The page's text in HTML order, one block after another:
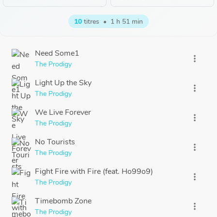
10 titres • 1 h 51 min
Need Some1
The Prodigy
more_vert
Light Up the Sky
The Prodigy
more_vert
We Live Forever
The Prodigy
more_vert
No Tourists
The Prodigy
more_vert
Fight Fire with Fire (feat. Ho99o9)
The Prodigy
more_vert
Timebomb Zone
The Prodigy
more_vert